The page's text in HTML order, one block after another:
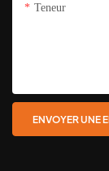
Teneur
ENVOYER UNE